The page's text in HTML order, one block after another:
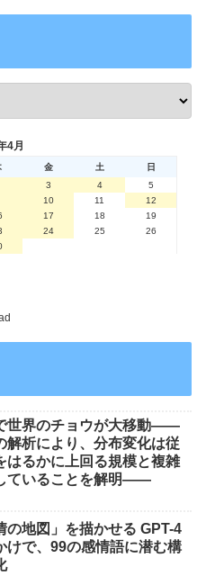
4月
金 土
日
3 4
5
10 11
12
17 18
19
24 25
26
世界のチョウが大移動――
解析により、分布変化は従
はるかに上回る規模と複雑
ていることを解明――
の地図」を描かせる GPT-4
けで、99の感情語に潜む構